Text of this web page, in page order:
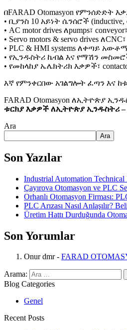
በFARAD Otomasyon የምንሰድድት
• ቢያንስ 10 አይነት ሴንሰሮች (inductive,
• AC motor drives ለpumps፣
• Servo motors & servo drives
• PLC & HMI systems ለቀጣይ
• የኢንዱስትሪ ኬብል እና የማሽን
• የመከላከያ ኤሌክትሪክ እቃዎች፣
እኛ የምንቀርበው አገልግሎት ፈጣን እና
FARAD Otomasyon ለኢትዮጵያ
ቱርክያ እቃዎች ለኢትዮጵያ ኢንዱስትሪ –
Ara
Ara
Son Yazılar
Industrial Automation
Çayırova Otomasyon ve PLC
Orhanlı Otomasyon Firması:
PLC Arızası Nasıl Anlaşılır?
Üretim Hattı Durduğunda
Son Yorumlar
Onur dmr- FARAD
Arama:
Blog Categories
Genel
Recent Posts